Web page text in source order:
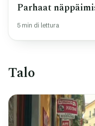
Parhaat
5 min di lettura
Talo